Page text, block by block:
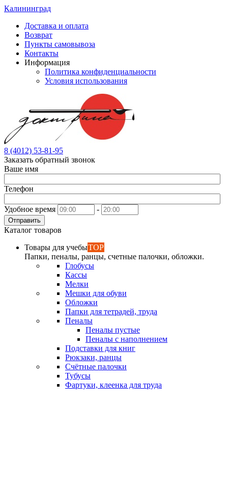
Калининград
Доставка и оплата
Возврат
Пункты самовывоза
Контакты
Информация
Политика конфиденциальности
Условия использования
8 (4012) 53-81-95
Заказать обратный звонок
Ваше имя
Телефон
Удобное время -
Отправить
Каталог товаров
Товары для учебыTOP
Папки, пеналы, ранцы, счетные палочки, обложки.
Глобусы
Кассы
Мелки
Мешки для обуви
Обложки
Папки для тетрадей, труда
Пеналы
Пеналы пустые
Пеналы с наполнением
Подставки для книг
Рюкзаки, ранцы
Счётные палочки
Тубусы
Фартуки, клеенка для труда